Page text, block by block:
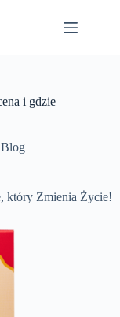
i gdzie
Blog
który Zmienia Życie!